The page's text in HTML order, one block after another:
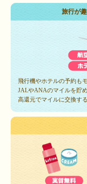
旅行が
飛行機やホテルの予約も
JALやANAのマイルを貯
高還元でマイルに交換す